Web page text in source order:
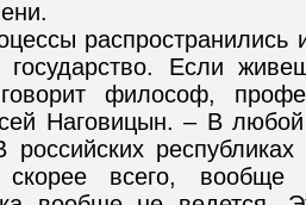
государство. Если
философ,
Наговицын. – В
всего,